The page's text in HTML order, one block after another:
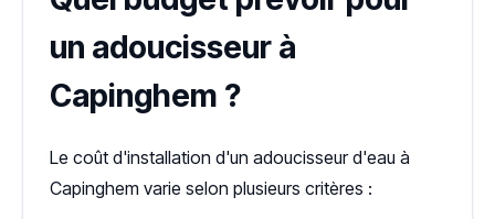
un adoucisseur à
Capinghem ?
Le coût d'installation d'un adoucisseur d'eau à
Capinghem varie selon plusieurs critères :